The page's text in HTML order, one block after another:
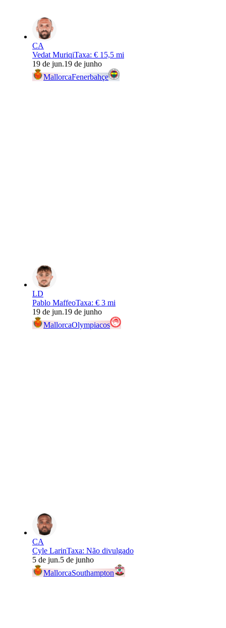
CA
Vedat MuriqiTaxa: € 15,5 mi
19 de jun.19 de junho
MallorcaFenerbahçe
LD
Pablo MaffeoTaxa: € 3 mi
19 de jun.19 de junho
MallorcaOlympiacos
CA
Cyle LarinTaxa: Não divulgado
5 de jun.5 de junho
MallorcaSouthampton